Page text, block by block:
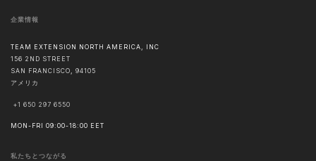
企業情報
TEAM EXTENSION NORTH AMERICA, INC
156 2ND STREET
SAN FRANCISCO, 94105
アメリカ
+1 650 297 6550
MON-FRI 09:00-18:00 EET
私たちとつながる